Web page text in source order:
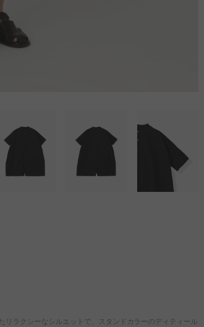
リラクシーなシルエットで、スタンドカラーのディティール